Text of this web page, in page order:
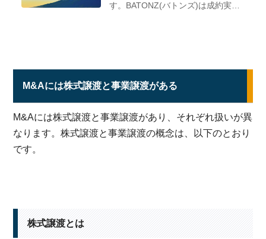
す。BATONZ(バトンズ)は成約実績
M&Aには株式譲渡と事業譲渡がある
M&Aには株式譲渡と事業譲渡があり、それぞれ扱いが異
なります。株式譲渡と事業譲渡の概念は、以下のとおり
です。
株式譲渡とは